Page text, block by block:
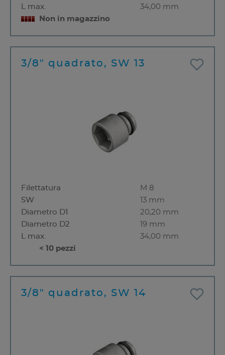
L max.
34,00 mm
Non in magazzino
3/8" quadrato, SW 13
Filettatura
M 8
SW
13 mm
Diametro D1
20,20 mm
Diametro D2
19 mm
L max.
34,00 mm
< 10 pezzi
3/8" quadrato, SW 14